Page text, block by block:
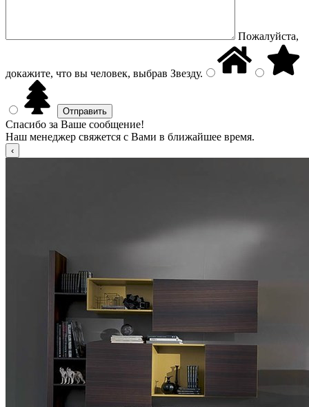
Пожалуйста,
докажите, что вы человек, выбрав Звезду.
Спасибо за Ваше сообщение!
Наш менеджер свяжется с Вами в ближайшее время.